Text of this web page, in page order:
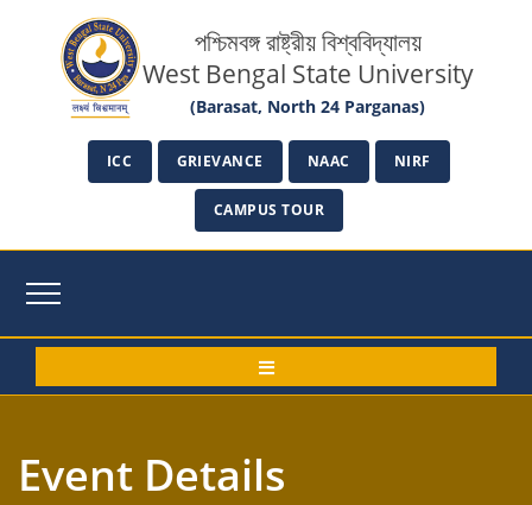
পশ্চিমবঙ্গ রাষ্ট্রীয় বিশ্ববিদ্যালয়
West Bengal State University
(Barasat, North 24 Parganas)
ICC GRIEVANCE NAAC NIRF
CAMPUS TOUR
Event Details